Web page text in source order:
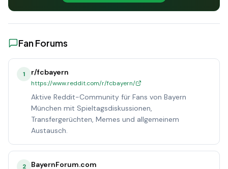
Fan Forums
1 r/fcbayern
https://www.reddit.com/r/fcbayern/
Aktive Reddit-Community für Fans von Bayern
München mit Spieltagsdiskussionen,
Transfergerüchten, Memes und allgemeinem
Austausch.
2 BayernForum.com